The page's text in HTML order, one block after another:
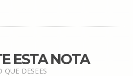
ESTA NOTA
QUE DESEES